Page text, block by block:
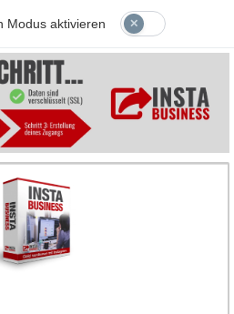
Modus aktivieren